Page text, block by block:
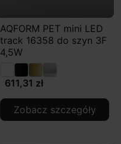
AQFORM PET mini LED
track 16358 do szyn 3F
4,5W
611,31 zł
Zobacz szczegóły